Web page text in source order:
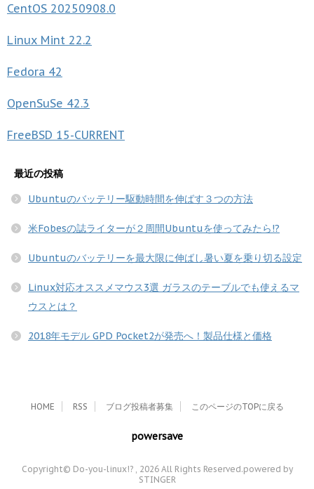
CentOS 20250908.0
Linux Mint 22.2
Fedora 42
OpenSuSe 42.3
FreeBSD 15-CURRENT
最近の投稿
Ubuntuのバッテリー駆動時間を伸ばす３つの方法
米Fobesの誌ライターが２周間Ubuntuを使ってみたら!?
Ubuntuのバッテリーを最大限に伸ばし暑い夏を乗り切る設定
Linux対応オススメマウス3選 ガラスのテーブルでも使えるマ
ウスとは？
2018年モデル GPD Pocket2が発売へ！製品仕様と価格
HOME RSS ブログ投稿者募集 このページのTOPに戻る
powersave
Copyright© Do-you-linux!? , 2026 All Rights Reserved.powered by
STINGER